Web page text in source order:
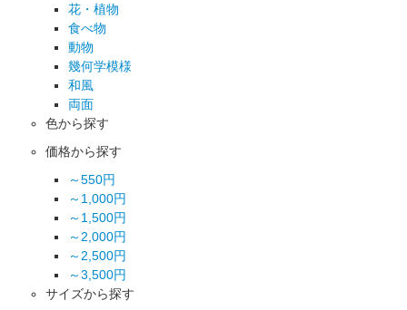
花・植物
食べ物
動物
幾何学模様
和風
両面
色から探す
価格から探す
～550円
～1,000円
～1,500円
～2,000円
～2,500円
～3,500円
サイズから探す